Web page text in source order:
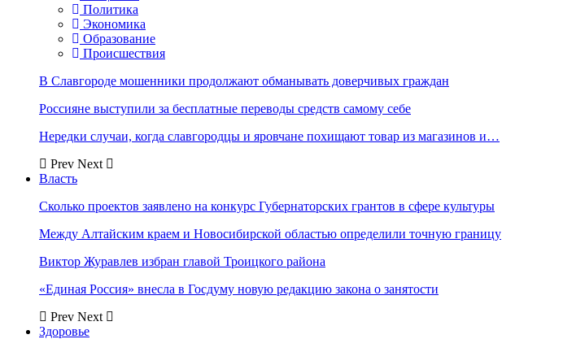
Политика
Экономика
Образование
Происшествия
В Славгороде мошенники продолжают обманывать доверчивых граждан
Россияне выступили за бесплатные переводы средств самому себе
Нередки случаи, когда славгородцы и яровчане похищают товар из магазинов и…
Prev Next
Власть
Сколько проектов заявлено на конкурс Губернаторских грантов в сфере культуры
Между Алтайским краем и Новосибирской областью определили точную границу
Виктор Журавлев избран главой Троицкого района
«Единая Россия» внесла в Госдуму новую редакцию закона о занятости
Prev Next
Здоровье